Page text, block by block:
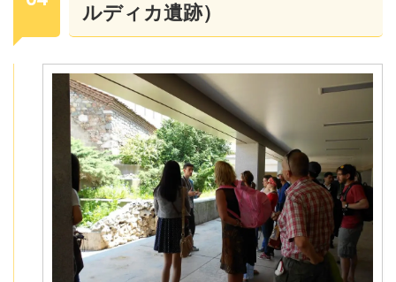
ルディカ遺跡）